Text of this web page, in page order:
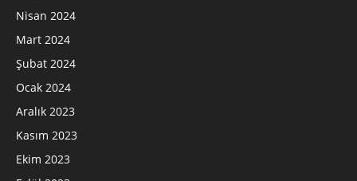
Nisan 2024
Mart 2024
Şubat 2024
Ocak 2024
Aralık 2023
Kasım 2023
Ekim 2023